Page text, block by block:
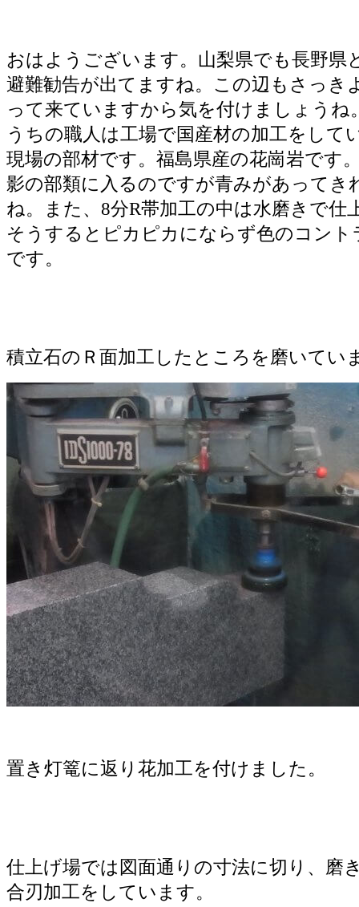
おはようございます。山梨県でも長野県
避難勧告が出てますね。この辺もさっき
って来ていますから気を付けましょうね
うちの職人は工場で国産材の加工をして
現場の部材です。福島県産の花崗岩です
影の部類に入るのですが青みがあってき
ね。また、8分R帯加工の中は水磨きで仕
そうするとピカピカにならず色のコント
です。
積立石のＲ面加工したところを磨いてい
置き灯篭に返り花加工を付けました。
仕上げ場では図面通りの寸法に切り、磨
合刃加工をしています。